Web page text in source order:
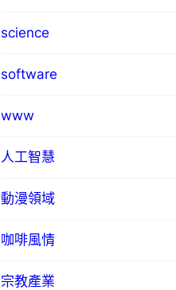
science
software
www
人工智慧
動漫領域
咖啡風情
宗教產業